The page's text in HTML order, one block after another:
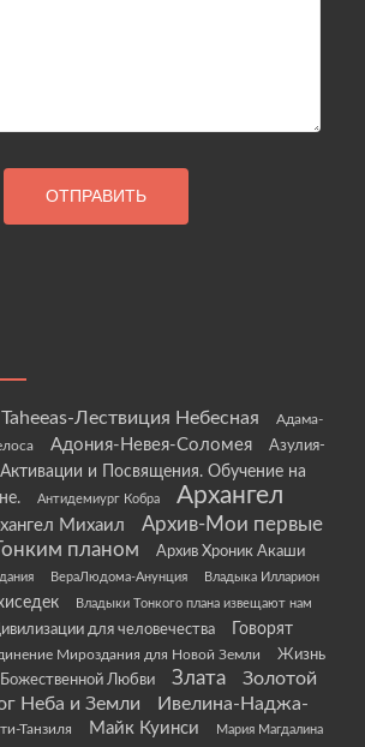
Taheeas-Лествиция Небесная
Адама-
Адония-Невея-Соломея
Азулия-
Активации и Посвящения. Обучение на
Антидемиург Кобра
Архангел
Михаил
Архив-Мои первые
планом
Архив Хроник Акаши
ВераЛюдома-Анунция Владыка Илларион
Владыки Тонкого плана извещают нам
для человечества
Говорят
Мироздания для Новой Земли
Жизнь
Любви
Злата
Золотой
Неба и Земли
Ивелина-Наджа-
Танзиля Майк Куинси Мария Магдалина